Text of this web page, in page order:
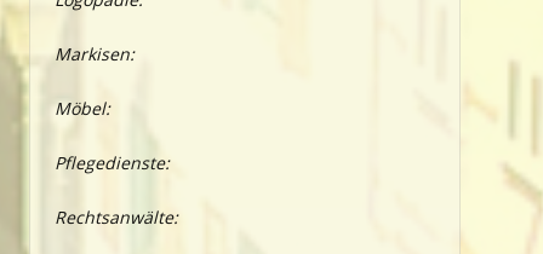
Markisen:
Möbel:
Pflegedienste:
Rechtsanwälte: